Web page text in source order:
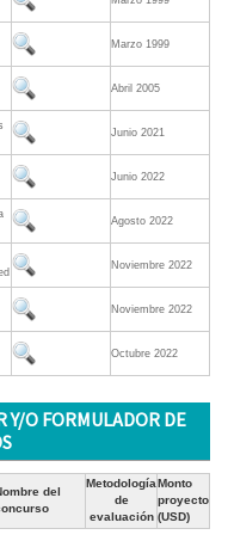
Marzo 1999
Abril 2005
Junio 2021
Junio 2022
Agosto 2022
Noviembre 2022
Noviembre 2022
Octubre 2022
Y/O FORMULADOR DE
del
Metodología
de
evaluación
Monto
proyecto
(USD)